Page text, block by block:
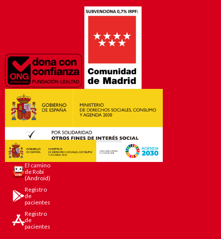
El camino
de Robi
(Android)
Registro
de
pacientes
Registro
de
pacientes